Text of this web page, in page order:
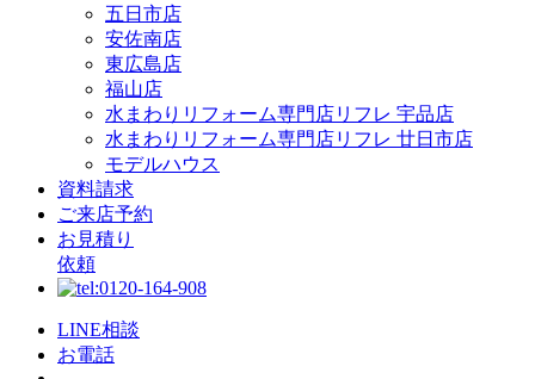
五日市店
安佐南店
東広島店
福山店
水まわりリフォーム専門店リフレ 宇品店
水まわりリフォーム専門店リフレ 廿日市店
モデルハウス
資料請求
ご来店予約
お見積り
依頼
LINE相談
お電話